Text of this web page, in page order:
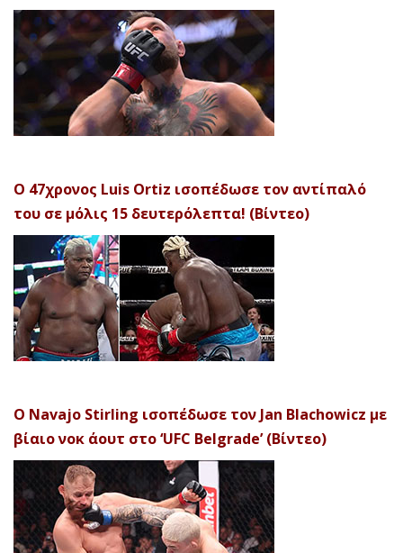
Ο 47χρονος Luis Ortiz ισοπέδωσε τον αντίπαλό
του σε μόλις 15 δευτερόλεπτα! (Βίντεο)
Ο Navajo Stirling ισοπέδωσε τον Jan Blachowicz με
βίαιο νοκ άουτ στο ‘UFC Belgrade’ (Βίντεο)